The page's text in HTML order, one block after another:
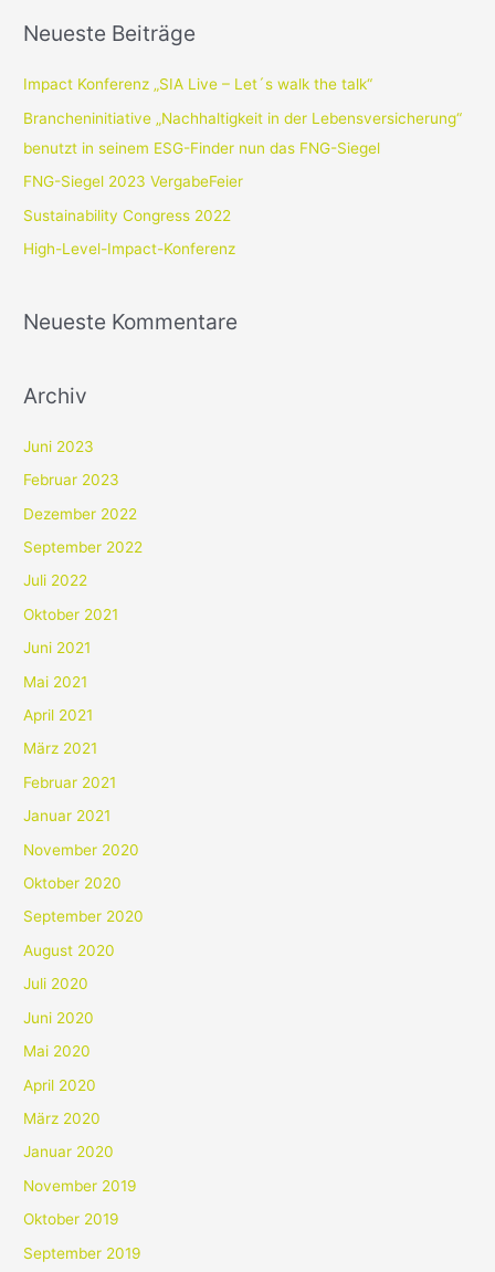
h
c
h
:
Neueste Beiträge
Impact Konferenz „SIA Live – Let´s walk the talk“
Brancheninitiative „Nachhaltigkeit in der Lebensversicherung“
benutzt in seinem ESG-Finder nun das FNG-Siegel
FNG-Siegel 2023 VergabeFeier
Sustainability Congress 2022
High-Level-Impact-Konferenz
Neueste Kommentare
Archiv
Juni 2023
Februar 2023
Dezember 2022
September 2022
Juli 2022
Oktober 2021
Juni 2021
Mai 2021
April 2021
März 2021
Februar 2021
Januar 2021
November 2020
Oktober 2020
September 2020
August 2020
Juli 2020
Juni 2020
Mai 2020
April 2020
März 2020
Januar 2020
November 2019
Oktober 2019
September 2019